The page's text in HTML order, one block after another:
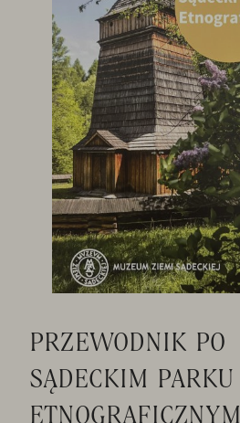
PRZEWODNIK PO
SĄDECKIM PARKU
ETNOGRAFICZNYM